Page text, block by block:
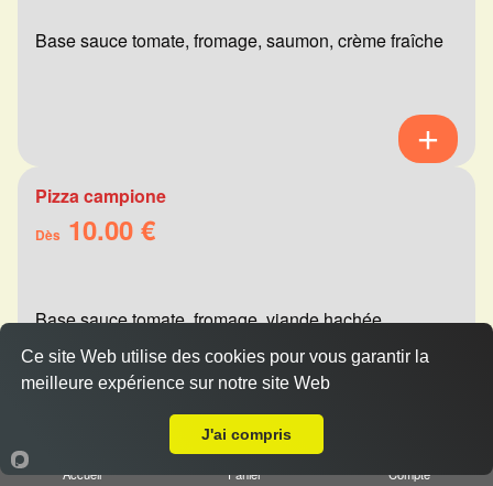
Base sauce tomate, fromage, saumon, crème fraîche
Pizza campione
Dès 10.00 €
Base sauce tomate, fromage, viande hachée,
champignons, olives
Pizza calzone jambon
Accueil Panier Compte
Ce site Web utilise des cookies pour vous garantir la
meilleure expérience sur notre site Web
J'ai compris